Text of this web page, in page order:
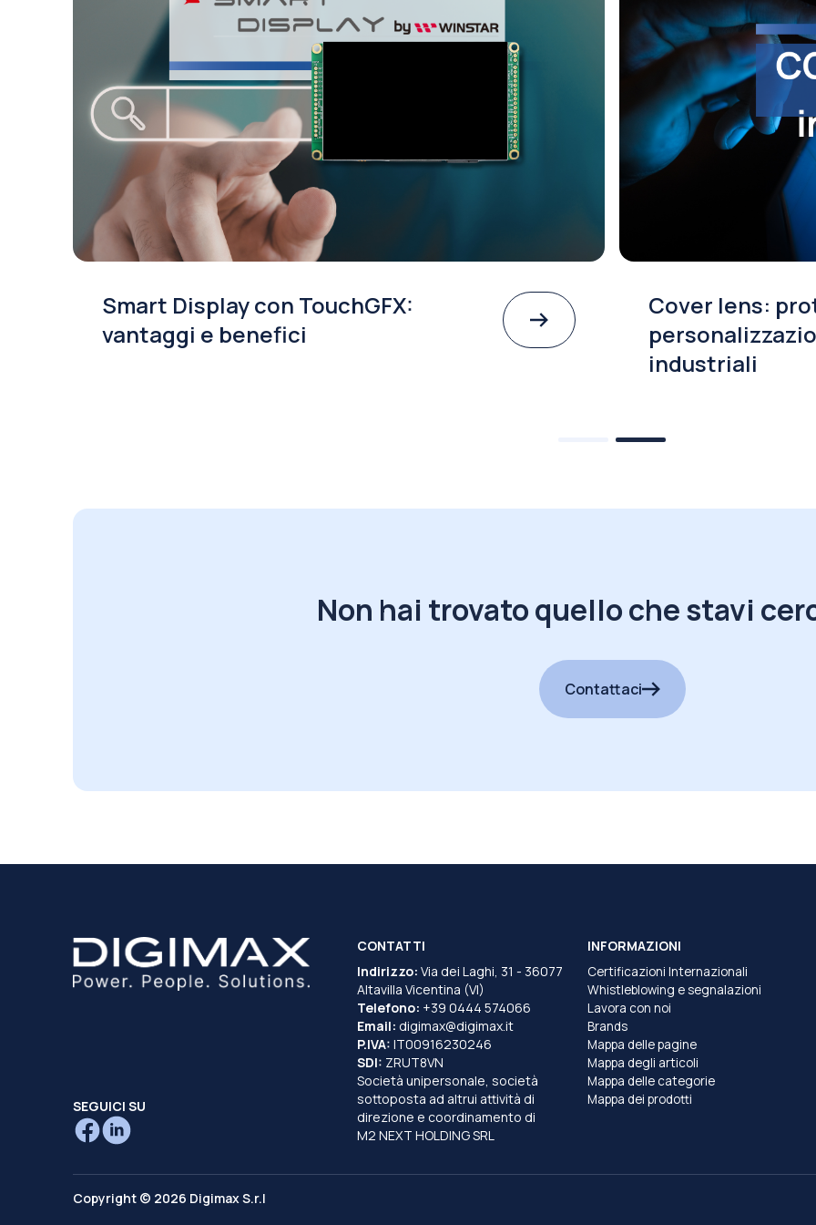
Smart Display con TouchGFX:
vantaggi e benefici
Cover lens:
industriali
Non hai trovato quello che stavi
Contattaci
SEGUICI SU
CONTATTI
Indirizzo: Via dei Laghi, 31 - 36077
Altavilla Vicentina (VI)
Telefono: +39 0444 574066
Email: digimax@digimax.it
P.IVA: IT00916230246
SDI: ZRUT8VN
Società unipersonale, società
sottoposta ad altrui attività di
direzione e coordinamento di
M2 NEXT HOLDING SRL
INFORMAZIONI
Certificazioni Internazionali
Whistleblowing e segnalazioni
Lavora con noi
Brands
Mappa delle pagine
Mappa degli articoli
Mappa delle categorie
Mappa dei prodotti
Copyright © 2026 Digimax S.r.l